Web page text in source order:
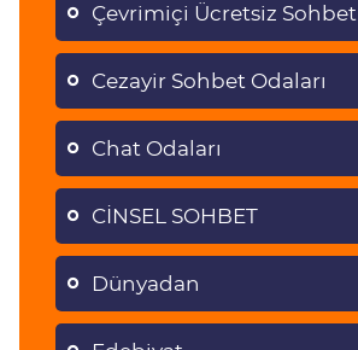
Çevrimiçi Ücretsiz Sohbet
Cezayir Sohbet Odaları
Chat Odaları
CİNSEL SOHBET
Dünyadan